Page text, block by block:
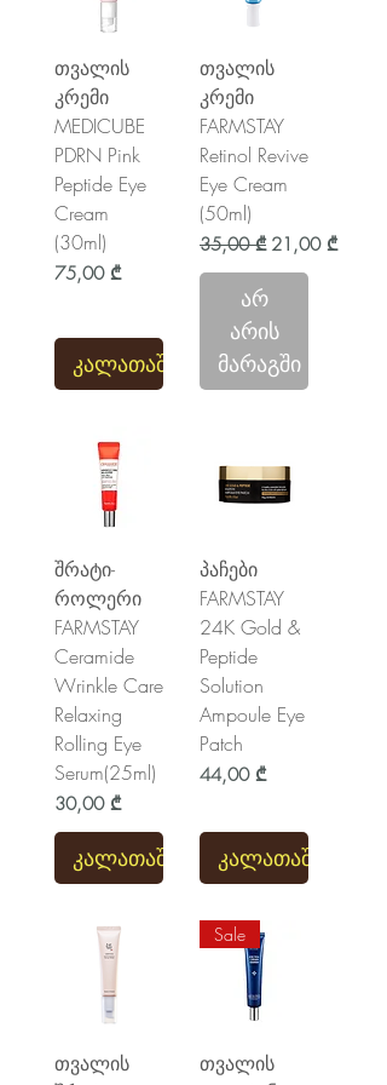
თვალის
კრემი
MEDICUBE
PDRN Pink
Peptide Eye
Cream
(30ml)
Price
75,00 ₾
კალათაში
თვალის
კრემი
FARMSTAY
Retinol Revive
Eye Cream
(50ml)
Regular Price
35,00 ₾ Sale Price
21,00 ₾
არ
არის
მარაგში
შრატი-
როლერი
FARMSTAY
Ceramide
Wrinkle Care
Relaxing
Rolling Eye
Serum(25ml)
Price
30,00 ₾
კალათაში
პაჩები
FARMSTAY
24K Gold &
Peptide
Solution
Ampoule Eye
Patch
Price
44,00 ₾
კალათაში
თვალის
Sale
თვალის